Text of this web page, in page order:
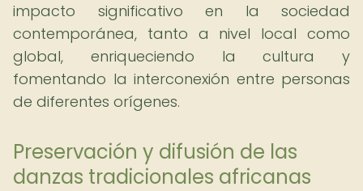
impacto significativo en la sociedad
contemporánea, tanto a nivel local como
global, enriqueciendo la cultura y
fomentando la interconexión entre personas
de diferentes orígenes.
Preservación y difusión de las
danzas tradicionales africanas